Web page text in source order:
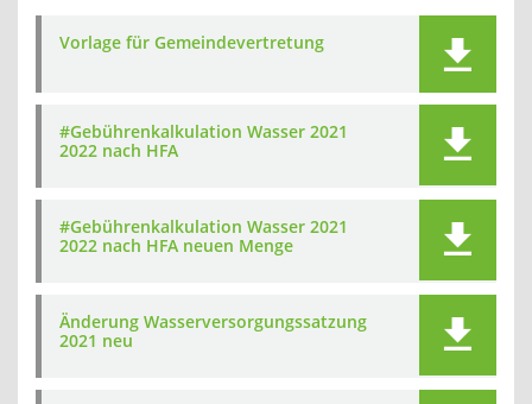
Vorlage für Gemeindevertretung
#Gebührenkalkulation Wasser 2021
2022 nach HFA
#Gebührenkalkulation Wasser 2021
2022 nach HFA neuen Menge
Änderung Wasserversorgungssatzung
2021 neu